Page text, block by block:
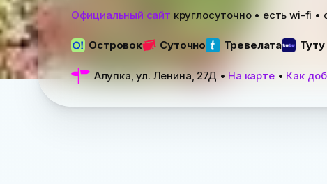
Официальный сайт круглосуточно • есть wi-fi •
Островок Суточно Тревелата Туту
Алупка, ул. Ленина, 27Д • На карте• Как